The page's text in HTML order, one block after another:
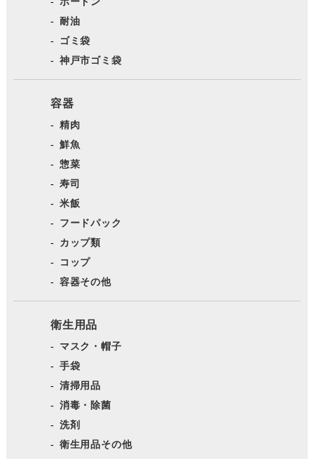
耐油
ゴミ袋
神戸市ゴミ袋
容器
精肉
鮮魚
惣菜
寿司
米飯
フードパック
カップ類
コップ
容器その他
衛生用品
マスク・帽子
手袋
清掃用品
消毒・除菌
洗剤
衛生用品その他